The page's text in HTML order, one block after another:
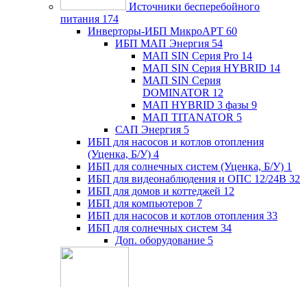
Источники бесперебойного
питания 174
Инверторы-ИБП МикроАРТ 60
ИБП МАП Энергия 54
МАП SIN Серия Pro 14
МАП SIN Серия HYBRID 14
МАП SIN Серия
DOMINATOR 12
МАП HYBRID 3 фазы 9
МАП TITANATOR 5
САП Энергия 5
ИБП для насосов и котлов отопления
(Уценка, Б/У) 4
ИБП для солнечных систем (Уценка, Б/У) 1
ИБП для видеонаблюдения и ОПС 12/24В 32
ИБП для домов и коттеджей 12
ИБП для компьютеров 7
ИБП для насосов и котлов отопления 33
ИБП для солнечных систем 34
Доп. оборудование 5